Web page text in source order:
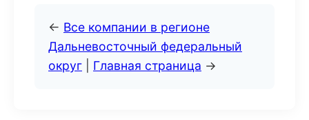
← Все компании в регионе
Дальневосточный федеральный
округ
Главная страница →